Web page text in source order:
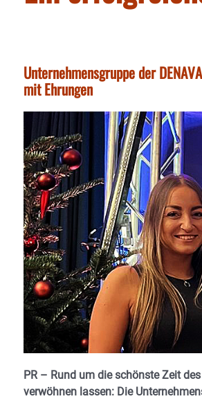
Unternehmensgruppe der
mit Ehrungen
PR – Rund um die schönste Zeit
verwöhnen lassen: Die